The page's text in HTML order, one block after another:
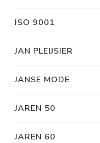
ISO 9001
JAN PLEIJSIER
JANSE MODE
JAREN 50
JAREN 60